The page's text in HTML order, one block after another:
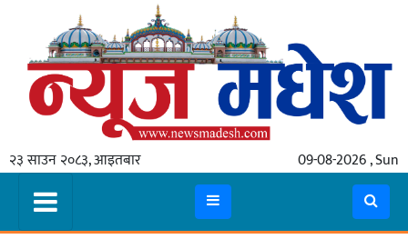
२३ साउन २०८३, आइतबार 09-08-2026 , Sun
गृहपृष्ठ
स्थानीय
प्रदेश